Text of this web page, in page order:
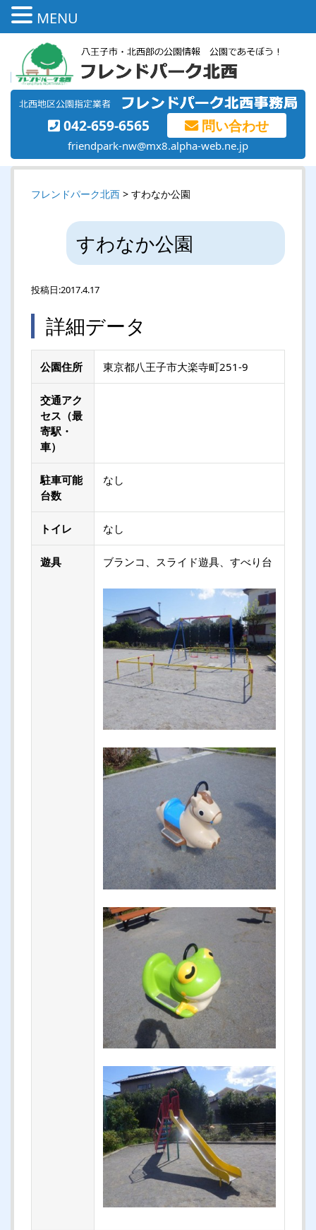
042-659-6565 問い合わせ
friendpark-nw@mx8.alpha-web.ne.jp
フレンドパーク北西 > すわなか公園
すわなか公園
投稿日:2017.4.17
詳細データ
公園住所 東京都八王子市大楽寺町251-9
交通アク
セス（最
寄駅・
車）
駐車可能
台数
なし
トイレ なし
遊具 ブランコ、スライド遊具、すべり台
MENU